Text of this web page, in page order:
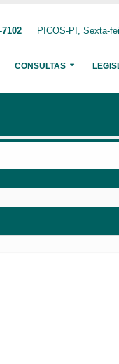
7102 PICOS-PI, Sexta-
CONSULTAS